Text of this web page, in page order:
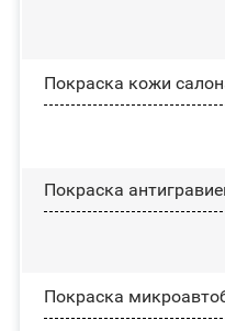
Покраска кожи
Покраска
Покраска